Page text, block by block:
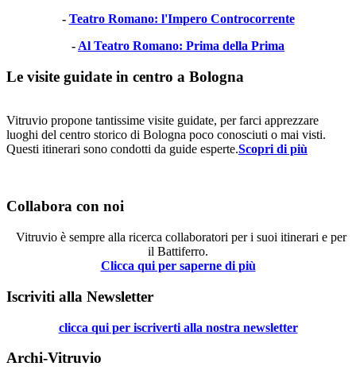
- Teatro Romano: l'Impero Controcorrente
- Al Teatro Romano: Prima della Prima
Le visite guidate in centro a Bologna
Vitruvio propone tantissime visite guidate, per farci apprezzare
luoghi del centro storico di Bologna poco conosciuti o mai visti.
Questi itinerari sono condotti da guide esperte.Scopri di più
Collabora con noi
Vitruvio è sempre alla ricerca collaboratori per i suoi itinerari e per
il Battiferro.
Clicca qui per saperne di più
Iscriviti alla Newsletter
clicca qui per iscriverti alla nostra newsletter
Archi-Vitruvio